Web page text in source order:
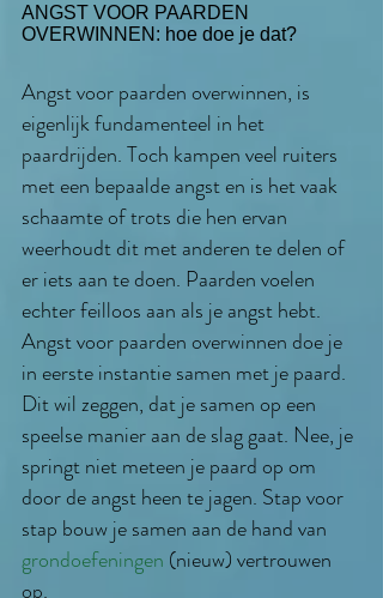
ANGST VOOR PAARDEN
OVERWINNEN: hoe doe je dat?
Angst voor paarden overwinnen, is
eigenlijk fundamenteel in het
paardrijden. Toch kampen veel ruiters
met een bepaalde angst en is het vaak
schaamte of trots die hen ervan
weerhoudt dit met anderen te delen of
er iets aan te doen. Paarden voelen
echter feilloos aan als je angst hebt.
Angst voor paarden overwinnen doe je
in eerste instantie samen met je paard.
Dit wil zeggen, dat je samenop een
speelse manieraan de slag gaat. Nee, je
springt niet meteen je paard op om
door de angst heen te jagen. Stap voor
stap bouw je samen aan de hand van
grondoefeningen (nieuw) vertrouwen
op.